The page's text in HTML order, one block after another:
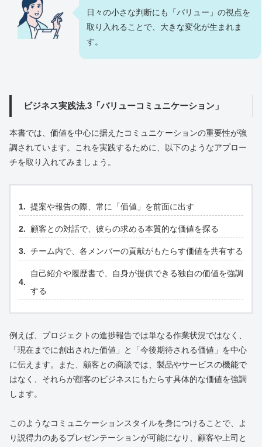
日々の小さな判断にも「バリュー」の視点を
取り入れることで、大きな変化が生まれま
す。
ビジネス実践法.3「バリューコミュニケーション」
本書では、価値を中心に据えたコミュニケーションの重要性が強
調されています。これを実践するために、以下のようなアプロー
チを取り入れてみましょう。
提案や報告の際、常に「価値」を前面に出す
顧客との対話で、彼らの求める本質的な価値を探る
チーム内で、各メンバーの貢献がもたらす価値を共有する
自己紹介や履歴書で、自身が提供できる独自の価値を強調
する
例えば、プロジェクトの進捗報告では単なる作業状況ではなく、
「現在までに創出された価値」と「今後期待される価値」を中心
に伝えます。また、顧客との商談では、製品やサービスの機能で
はなく、それらが顧客のビジネスにもたらす具体的な価値を強調
します。
このようなコミュニケーションスタイルを身につけることで、よ
り説得力のあるプレゼンテーションが可能になり、顧客や上司と